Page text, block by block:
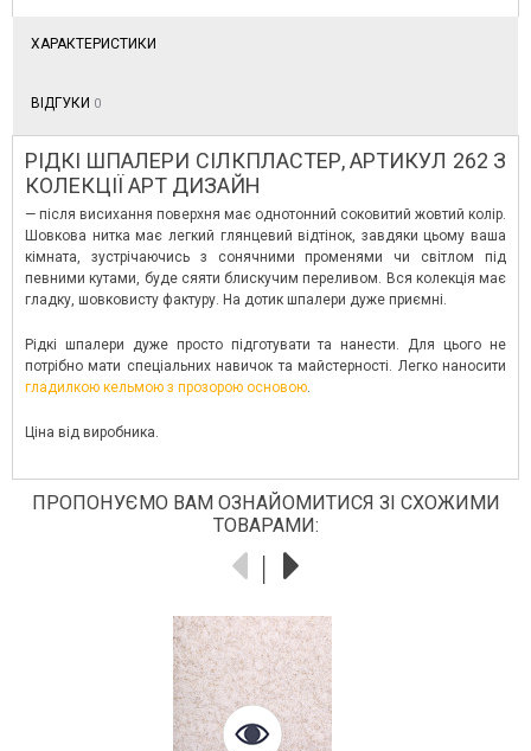
ХАРАКТЕРИСТИКИ
ВІДГУКИ 0
РІДКІ ШПАЛЕРИ СІЛКПЛАСТЕР, АРТИКУЛ 262 З
КОЛЕКЦІЇ АРТ ДИЗАЙН
— після висихання поверхня має однотонний соковитий жовтий колір.
Шовкова нитка має легкий глянцевий відтінок, завдяки цьому ваша
кімната, зустрічаючись з сонячними променями чи світлом під
певними кутами, буде сяяти блискучим переливом. Вся колекція має
гладку, шовковисту фактуру. На дотик шпалери дуже приємні.
Рідкі шпалери дуже просто підготувати та нанести. Для цього не
потрібно мати спеціальних навичок та майстерності. Легко наносити
гладилкою кельмою з прозорою основою.
Ціна від виробника.
ПРОПОНУЄМО ВАМ ОЗНАЙОМИТИСЯ ЗІ СХОЖИМИ
ТОВАРАМИ: